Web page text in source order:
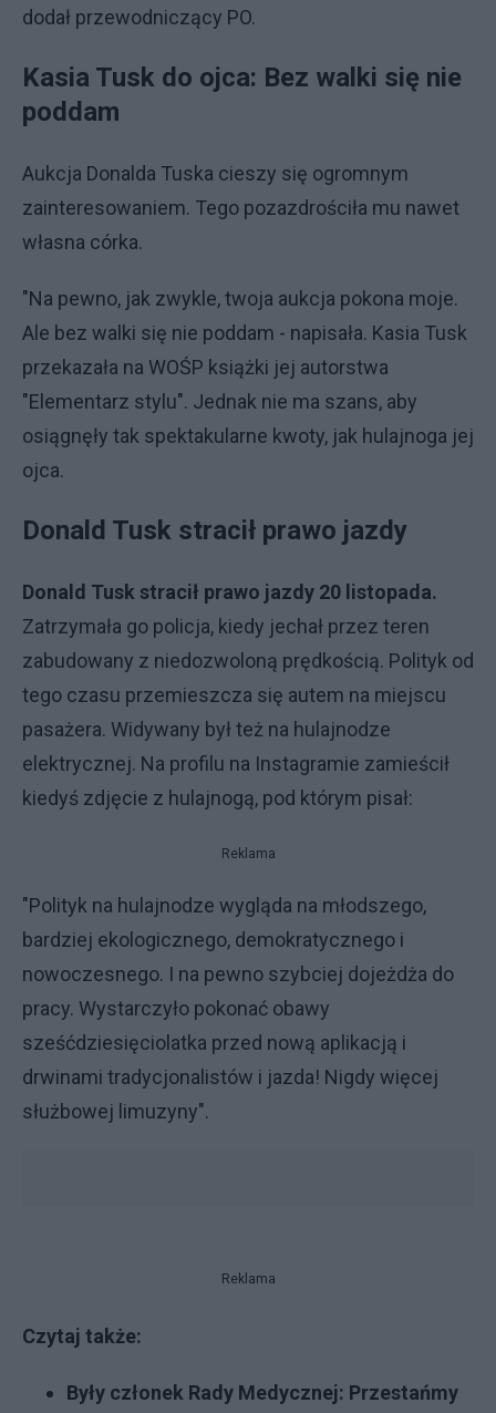
dodał przewodniczący PO.
Kasia Tusk do ojca: Bez walki się nie
poddam
Aukcja Donalda Tuska cieszy się ogromnym
zainteresowaniem. Tego pozazdrościła mu nawet
własna córka.
"Na pewno, jak zwykle, twoja aukcja pokona moje.
Ale bez walki się nie poddam - napisała. Kasia Tusk
przekazała na WOŚP książki jej autorstwa
"Elementarz stylu". Jednak nie ma szans, aby
osiągnęły tak spektakularne kwoty, jak hulajnoga jej
ojca.
Donald Tusk stracił prawo jazdy
Donald Tusk stracił prawo jazdy 20 listopada.
Zatrzymała go policja, kiedy jechał przez teren
zabudowany z niedozwoloną prędkością. Polityk od
tego czasu przemieszcza się autem na miejscu
pasażera. Widywany był też na hulajnodze
elektrycznej. Na profilu na Instagramie zamieścił
kiedyś zdjęcie z hulajnogą, pod którym pisał:
Reklama
"Polityk na hulajnodze wygląda na młodszego,
bardziej ekologicznego, demokratycznego i
nowoczesnego. I na pewno szybciej dojeżdża do
pracy. Wystarczyło pokonać obawy
sześćdziesięciolatka przed nową aplikacją i
drwinami tradycjonalistów i jazda! Nigdy więcej
służbowej limuzyny".
Reklama
Czytaj także:
Były członek Rady Medycznej: Przestańmy